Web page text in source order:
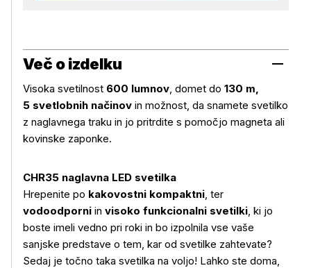
Več o izdelku
Visoka svetilnost 600 lumnov, domet do 130 m,
5 svetlobnih načinov in možnost, da snamete svetilko
z naglavnega traku in jo pritrdite s pomočjo magneta ali
kovinske zaponke.
CHR35 naglavna LED svetilka
Hrepenite po kakovostni kompaktni, ter
vodoodporni in visoko funkcionalni svetilki, ki jo
boste imeli vedno pri roki in bo izpolnila vse vaše
sanjske predstave o tem, kar od svetilke zahtevate?
Sedaj je točno taka svetilka na voljo! Lahko ste doma,